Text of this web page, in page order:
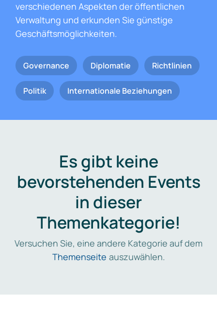
verschiedenen Aspekten der öffentlichen
Verwaltung und erkunden Sie günstige
Geschäftsmöglichkeiten.
Governance Diplomatie Richtlinien
Politik Internationale Beziehungen
Es gibt keine
bevorstehenden Events
in dieser
Themenkategorie!
Versuchen Sie, eine andere Kategorie auf dem
Themenseite auszuwählen.